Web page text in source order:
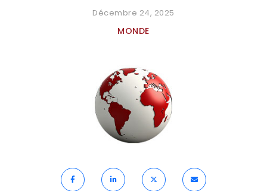
Décembre 24, 2025
MONDE